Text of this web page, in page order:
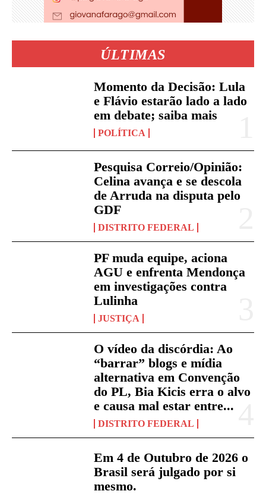
ÚLTIMAS
Momento da Decisão: Lula
e Flávio estarão lado a lado
em debate; saiba mais
POLÍTICA
Pesquisa Correio/Opinião:
Celina avança e se descola
de Arruda na disputa pelo
GDF
DISTRITO FEDERAL
PF muda equipe, aciona
AGU e enfrenta Mendonça
em investigações contra
Lulinha
JUSTIÇA
O vídeo da discórdia: Ao
“barrar” blogs e mídia
alternativa em Convenção
do PL, Bia Kicis erra o alvo
e causa mal estar entre...
DISTRITO FEDERAL
Em 4 de Outubro de 2026 o
Brasil será julgado por si
mesmo.